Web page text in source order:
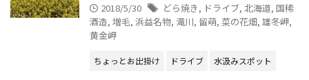
2018/5/30 どら焼き, ドライブ, 北海道, 国稀
酒造, 増毛, 浜益名物, 滝川, 留萌, 菜の花畑, 雄冬岬,
黄金岬
ちょっとお出掛け ドライブ 水汲みスポット